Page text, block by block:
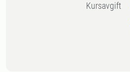
Kursavgift